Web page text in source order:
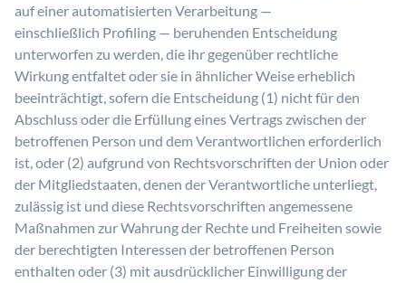
auf einer automatisierten Verarbeitung —
einschließlich Profiling — beruhenden Entscheidung
unterworfen zu werden, die ihr gegenüber rechtliche
Wirkung entfaltet oder sie in ähnlicher Weise erheblich
beeinträchtigt, sofern die Entscheidung (1) nicht für den
Abschluss oder die Erfüllung eines Vertrags zwischen der
betroffenen Person und dem Verantwortlichen erforderlich
ist, oder (2) aufgrund von Rechtsvorschriften der Union oder
der Mitgliedstaaten, denen der Verantwortliche unterliegt,
zulässig ist und diese Rechtsvorschriften angemessene
Maßnahmen zur Wahrung der Rechte und Freiheiten sowie
der berechtigten Interessen der betroffenen Person
enthalten oder (3) mit ausdrücklicher Einwilligung der